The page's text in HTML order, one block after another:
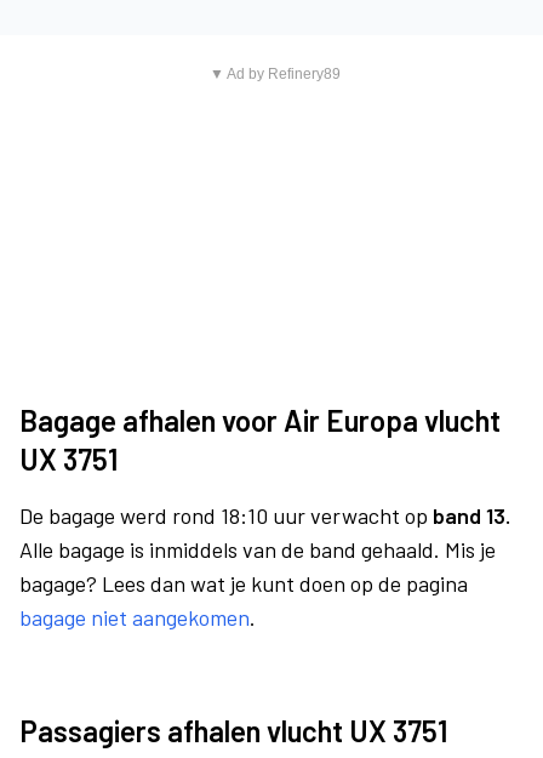
▼ Ad by Refinery89
Bagage afhalen voor Air Europa vlucht
UX 3751
De bagage werd rond 18:10 uur verwacht op band 13.
Alle bagage is inmiddels van de band gehaald. Mis je
bagage? Lees dan wat je kunt doen op de pagina
bagage niet aangekomen.
Passagiers afhalen vlucht UX 3751